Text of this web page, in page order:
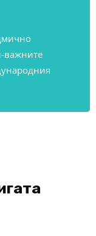
важните